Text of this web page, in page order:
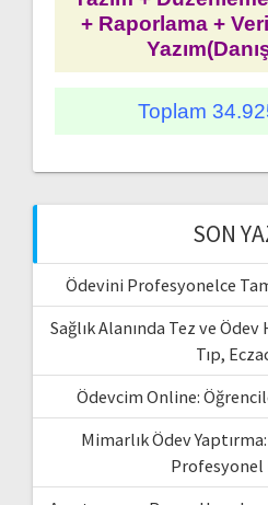
+ Raporlama +
Toplam
SON
Ödevini Profesyonelce
Sağlık Alanında Tez ve
Tıp,
Ödevcim Online:
Mimarlık Ödev
Profesyonel